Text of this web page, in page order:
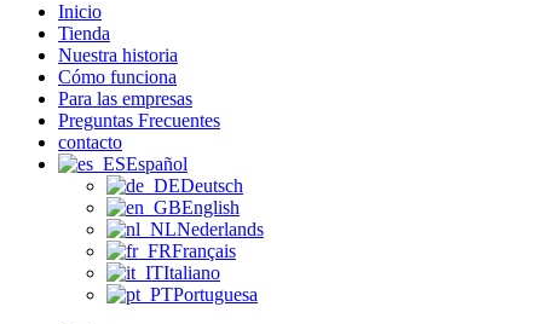
Inicio
Tienda
Nuestra historia
Cómo funciona
Para las empresas
Preguntas Frecuentes
contacto
Español
Deutsch
English
Nederlands
Français
Italiano
Portuguesa